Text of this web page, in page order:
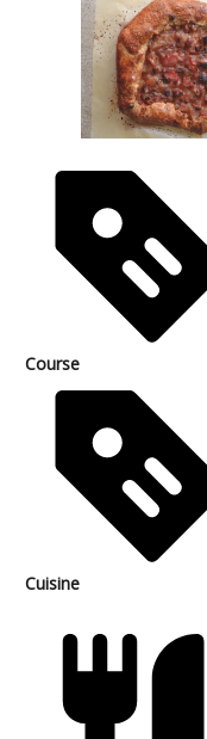
Course
Cuisine